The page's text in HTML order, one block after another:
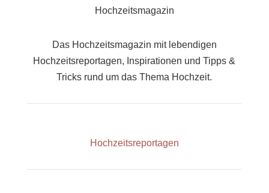
Hochzeitsmagazin
Das Hochzeitsmagazin mit lebendigen
Hochzeitsreportagen, Inspirationen und Tipps &
Tricks rund um das Thema Hochzeit.
Hochzeitsreportagen